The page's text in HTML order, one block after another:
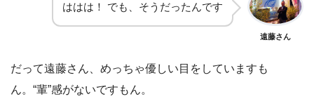
ははは！ でも、そうだったんです
遠藤さん
だって遠藤さん、めっちゃ優しい目をしていますも
ん。“輩”感がないですもん。